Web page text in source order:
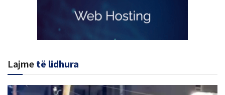
Lajme të lidhura